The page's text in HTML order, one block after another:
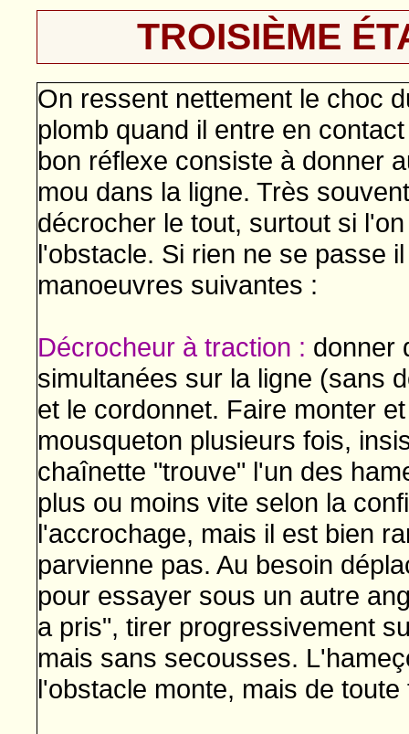
TROISIÈME
On ressent nettement le choc
plomb quand il entre en
bon réflexe consiste à donner
mou dans la ligne. Très
décrocher le tout, surtout si
l'obstacle. Si rien ne se passe
manoeuvres suivantes :
Décrocheur à traction : donner
simultanées sur la ligne (sans
et le cordonnet. Faire monter
mousqueton plusieurs fois,
chaînette "trouve" l'un des
plus ou moins vite selon la
l'accrochage, mais il est bien
parvienne pas. Au besoin
pour essayer sous un autre
a pris", tirer progressivement
mais sans secousses.
l'obstacle monte, mais de